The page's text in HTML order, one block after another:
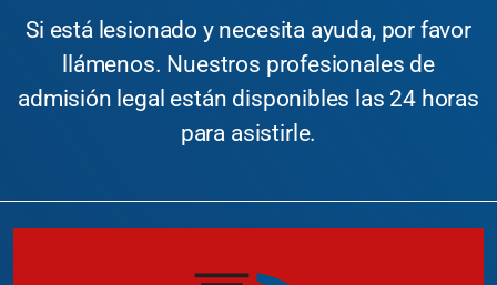
Si está lesionado y necesita ayuda, por favor
llámenos. Nuestros profesionales de
admisión legal están disponibles las 24 horas
para asistirle.